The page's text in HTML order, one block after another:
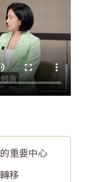
重要中心
移